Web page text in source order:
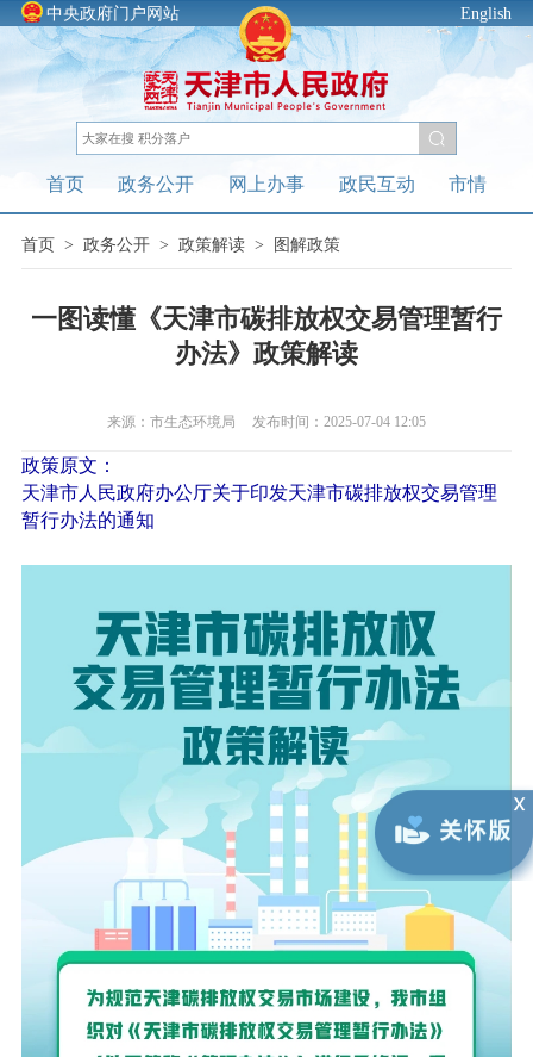
中央政府门户网站 English
首页 政务公开 网上办事 政民互动 市情
首页> 政务公开> 政策解读> 图解政策
​一图读懂《天津市碳排放权交易管理暂行
办法》政策解读
来源：市生态环境局 发布时间：2025-07-04 12:05
政策原文：
天津市人民政府办公厅关于印发天津市碳排放权交易管理
暂行办法的通知